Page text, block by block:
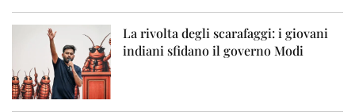
La rivolta degli scarafaggi: i giovani
indiani sfidano il governo Modi